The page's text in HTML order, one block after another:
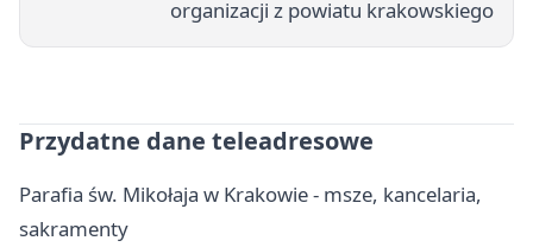
organizacji z powiatu krakowskiego
Przydatne dane teleadresowe
Parafia św. Mikołaja w Krakowie - msze, kancelaria,
sakramenty